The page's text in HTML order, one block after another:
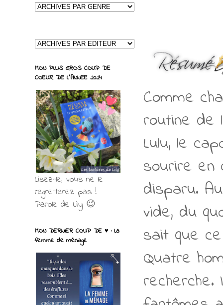
Comme
routine de
Lulu, le
sourire en
disparu.
vide, du
sait que
Quatre
MON PLUS GROS COUP DE
COEUR DE L'ANNEE 2024
Lisez-le, vous ne le
regretterez pas !
Parole de Lily 😉
MON DERNIER COUP DE ♥ : La
femme de ménage